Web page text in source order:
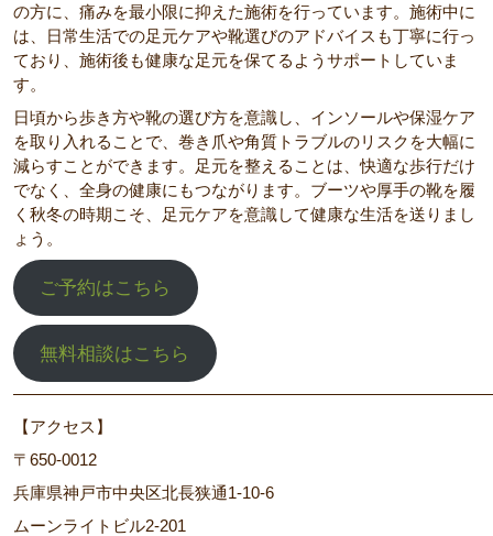
の方に、痛みを最小限に抑えた施術を行っています。施術中に
は、日常生活での足元ケアや靴選びのアドバイスも丁寧に行っ
ており、施術後も健康な足元を保てるようサポートしていま
す。
日頃から歩き方や靴の選び方を意識し、インソールや保湿ケア
を取り入れることで、巻き爪や角質トラブルのリスクを大幅に
減らすことができます。足元を整えることは、快適な歩行だけ
でなく、全身の健康にもつながります。ブーツや厚手の靴を履
く秋冬の時期こそ、足元ケアを意識して健康な生活を送りまし
ょう。
ご予約はこちら
無料相談はこちら
【アクセス】
〒650-0012
兵庫県神戸市中央区北長狭通1-10-6
ムーンライトビル2-201